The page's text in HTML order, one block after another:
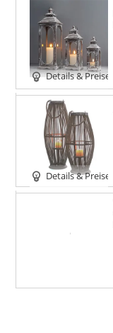
Details & Preise
Details & Preise